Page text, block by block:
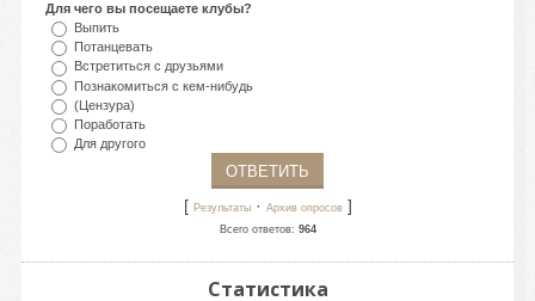
Для чего вы посещаете клубы?
Выпить
Потанцевать
Встретиться с друзьями
Познакомиться с кем-нибудь
(Цензура)
Поработать
Для другого
[ Результаты· Архив опросов]
Всего ответов: 964
Статистика